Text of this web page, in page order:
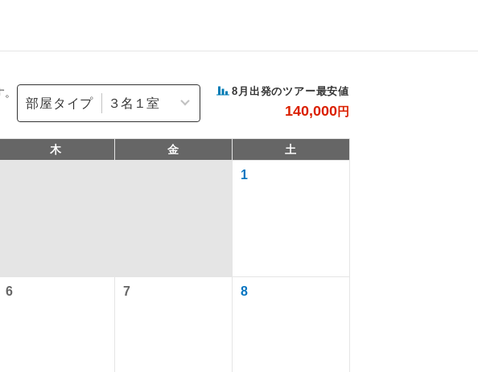
部屋タイプ
8 月出発のツアー最安値
140,000円
木 金 土
1
6 7 8